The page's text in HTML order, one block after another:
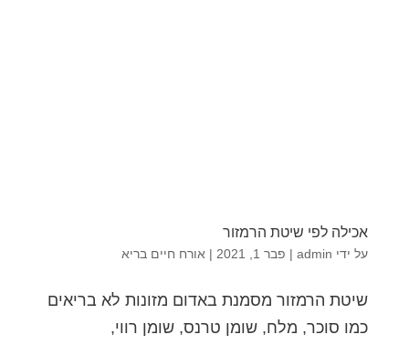
אכילה לפי שיטת הרמזור
על ידי admin
| פבר 1, 2021 | אורח חיים בריא
שיטת הרמזור מסמנת באדום מזונות לא בריאים
כמו סוכר, מלח, שומן טרנס, שומן רווי,